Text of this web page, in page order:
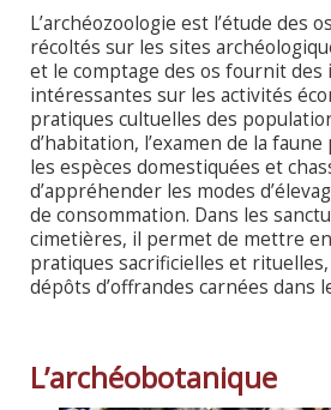
L’archéozoologie est l’étude des
récoltés sur les sites
et le comptage des os fournit des
intéressantes sur les activités
pratiques cultuelles des
d’habitation, l’examen de la
les espèces domestiquées et
d’appréhender les modes
de consommation. Dans les
cimetières, il permet de mettre
pratiques sacrificielles et
dépôts d’offrandes carnées dans
L’archéobotanique